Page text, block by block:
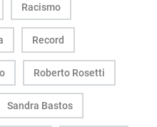
Racismo
Record
Roberto Rosetti
Sandra Bastos